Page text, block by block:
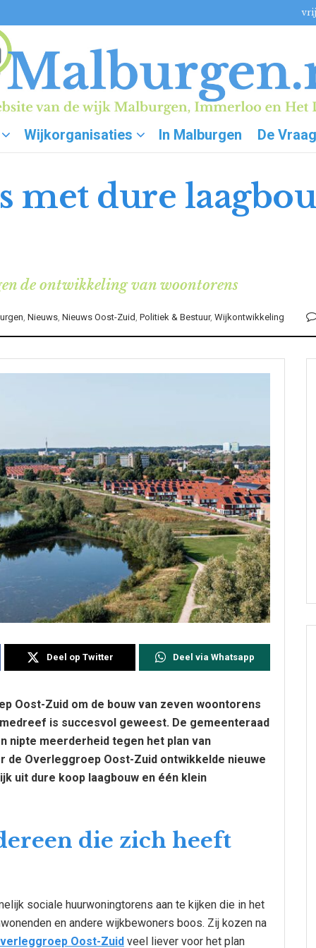
Wijkorganisaties In Malburgen De Vraag
met dure
de ontwikkeling van woontorens
, Nieuws, Nieuws Oost-Zuid , Politiek & Bestuur, Wijkontwikkeling
Deel op Twitter Deel via Whatsapp
Oost-Zuid om de bouw van zeven woontorens
is succesvol geweest. De gemeenteraad
nipte meerderheid tegen het plan van
de Overleggroep Oost-Zuid ontwikkelde nieuwe
uit dure koop laagbouw en één klein
die zich heeft
sociale huurwoningtorens aan te kijken die in het
en andere wijkbewoners boos. Zij kozen na
Oost-Zuid veel liever voor het plan